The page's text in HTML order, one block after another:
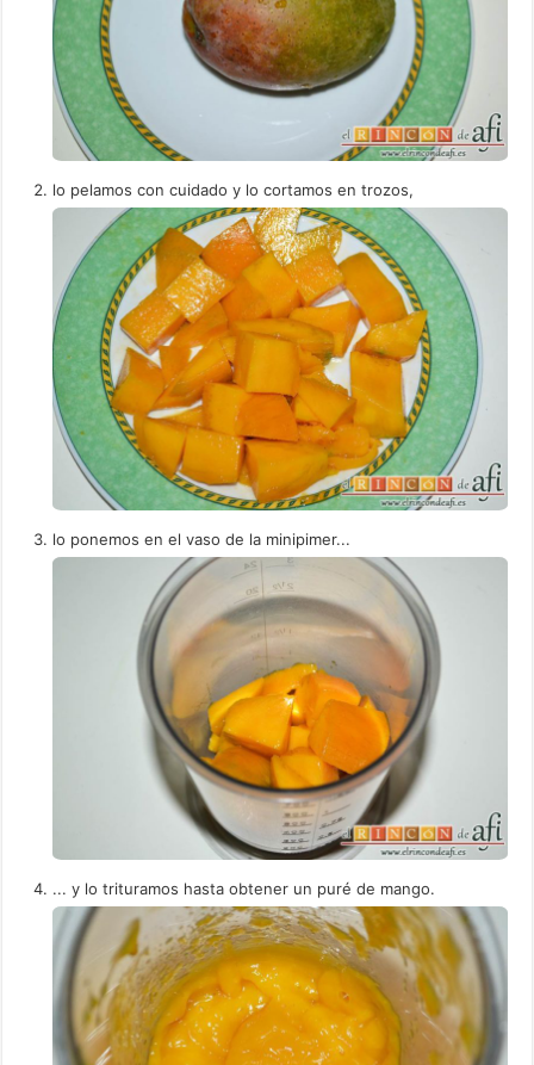
lo pelamos con cuidado y lo cortamos en trozos,
lo ponemos en el vaso de la minipimer...
... y lo trituramos hasta obtener un puré de mango.